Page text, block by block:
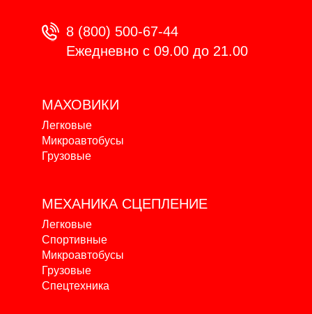
8 (800) 500-67-44
Ежедневно с 09.00 до 21.00
МАХОВИКИ
Легковые
Микроавтобусы
Грузовые
МЕХАНИКА СЦЕПЛЕНИЕ
Легковые
Спортивные
Микроавтобусы
Грузовые
Спецтехника